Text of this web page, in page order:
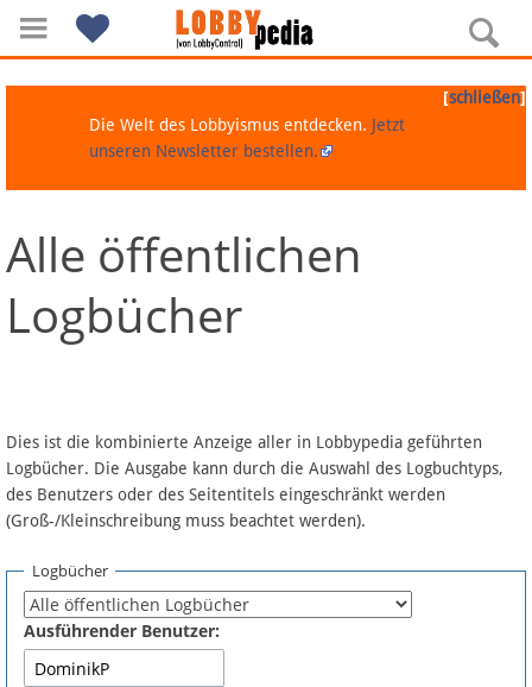
Navigation
Über Lobbypedia
Artikel nach Kategorien
FAQ
Fördermitglied werden
Fehler melden
[schließen]
Die Welt des Lobbyismus entdecken. Jetzt
unseren Newsletter bestellen.
Alle öffentlichen
Logbücher
Dies ist die kombinierte Anzeige aller in Lobbypedia geführten
Logbücher. Die Ausgabe kann durch die Auswahl des Logbuchtyps,
des Benutzers oder des Seitentitels eingeschränkt werden
(Groß-/Kleinschreibung muss beachtet werden).
Logbücher
Ausführender Benutzer: